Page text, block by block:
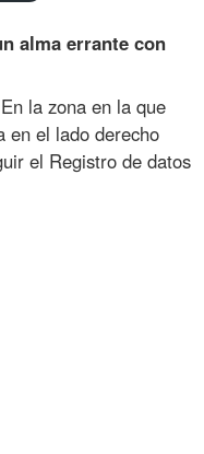
alma errante con
la zona en la que
en el lado derecho
el Registro de datos